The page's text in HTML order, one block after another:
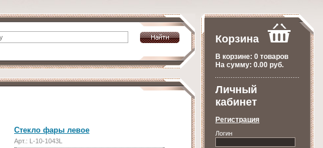
Стекло фары левое
Арт.: L-10-1043L
Корзина
В корзине: 0 товаров
На сумму: 0.00 руб.
Личный
кабинет
Регистрация
Логин